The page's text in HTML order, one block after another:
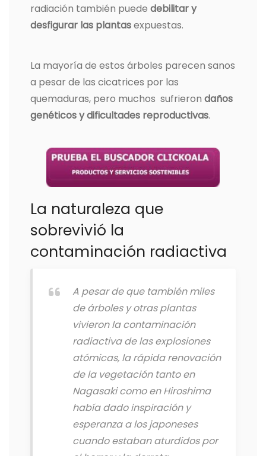
radiación también puede debilitar y
desfigurar las plantasexpuestas.
La mayoría de estos árboles parecen sanos
a pesar de las cicatrices por las
quemaduras, pero muchos sufrieron daños
genéticos y dificultades reproductivas.
La naturaleza que
sobrevivió la
contaminación radiactiva
A pesar de que también miles
de árboles y otras plantas
vivieron la contaminación
radiactiva de las explosiones
atómicas, la rápida renovación
de la vegetación tanto en
Nagasaki como en Hiroshima
había dado inspiración y
esperanza a los japoneses
cuando estaban aturdidos por